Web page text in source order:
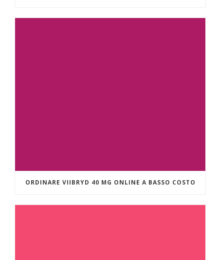
ORDINARE VIIBRYD 40 MG ONLINE A BASSO COSTO